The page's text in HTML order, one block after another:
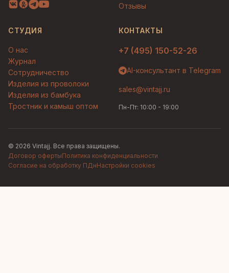
Отзывы
СТУДИЯ
О нас
Журнал
Сотрудничество
Изделия из проволоки
Изделия из бамбука
Тростник и камыш оптом
КОНТАКТЫ
+7 (495) 150-52-26
AI-консультант в Telegram
sales@vintajj.ru
Пн-Пт: 10:00 - 19:00
© 2026 Vintajj. Все права защищены.
Договор офертыПолитика конфиденциальности
Согласие на обработку ПДнНастройки cookies